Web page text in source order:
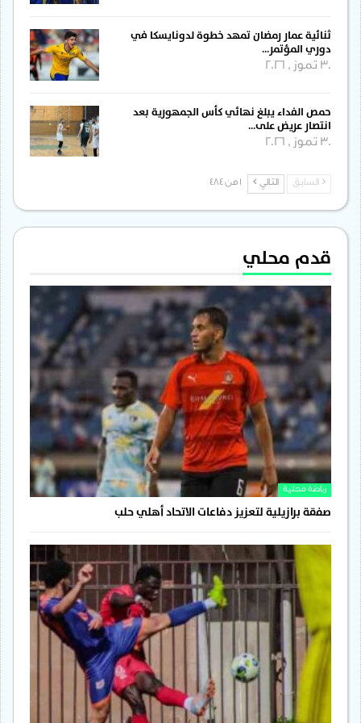
ثنائية عمار رمضان تمهد خطوة لدونايسكا في
دوري المؤتمر…
30 تموز , 2026
حمص الفداء يبلغ نهائي كأس الجمهورية بعد
انتصار عريض على…
30 تموز , 2026
السابق التالي
قدم محلي
رياضة محلية
صفقة برازيلية لتعزيز دفاعات الاتحاد أهلي حلب